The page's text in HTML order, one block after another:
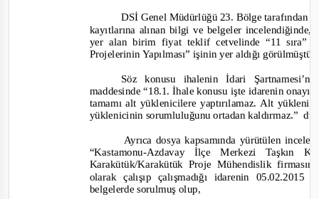
DSİ Genel Müdürlüğü 23. Bölge tarafından
kayıtlarına alınan bilgi ve belgeler incelendiğinde,
yer alan birim fiyat teklif cetvelinde “11 sıra”
Projelerinin Yapılması” işinin yer aldığı
Söz konusu ihalenin İdari Şartnamesi’nin
maddesinde “18.1. İhale konusu işte idarenin
tamamı alt yüklenicilere yaptırılamaz. Alt
yüklenicinin sorumluluğunu ortadan kaldırmaz.”
Ayrıca dosya kapsamında yürütülen
“Kastamonu-Azdavay İlçe Merkezi Taşkın
Karakütük/Karakütük Proje Mühendislik
olarak çalışıp çalışmadığı idarenin 05.02.2015
belgelerde sorulmuş olup,